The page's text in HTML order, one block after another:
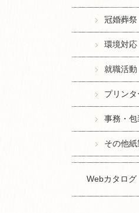
冠婚葬祭
環境対応
就職活動
プリン
事務・包
その他紙
Webカタログ